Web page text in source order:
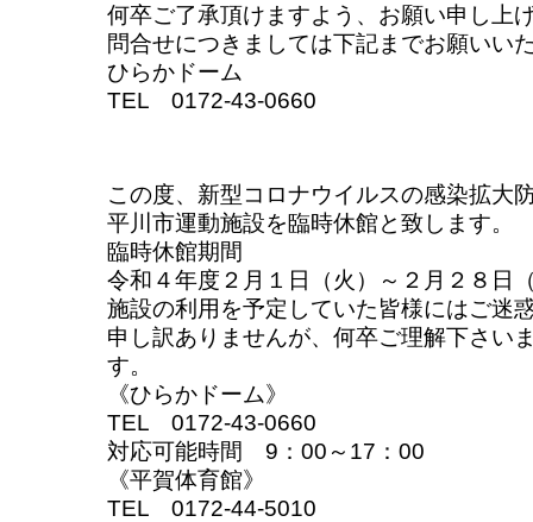
何卒ご了承頂けますよう、お願い申し上
問合せにつきましては下記までお願いい
ひらかドーム
TEL 0172-43-0660
この度、新型コロナウイルスの感染拡大
平川市運動施設を臨時休館と致します。
臨時休館期間
令和４年度２月１日（火）～２月２８日
施設の利用を予定していた皆様にはご迷
申し訳ありませんが、何卒ご理解下さい
す。
《ひらかドーム》
TEL 0172-43-0660
対応可能時間 9：00～17：00
《平賀体育館》
TEL 0172-44-5010